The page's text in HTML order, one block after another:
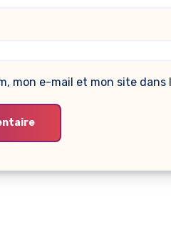
mon e-mail et mon site